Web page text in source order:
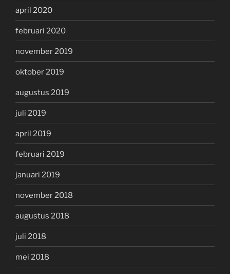
april 2020
februari 2020
november 2019
oktober 2019
augustus 2019
juli 2019
april 2019
februari 2019
januari 2019
november 2018
augustus 2018
juli 2018
mei 2018